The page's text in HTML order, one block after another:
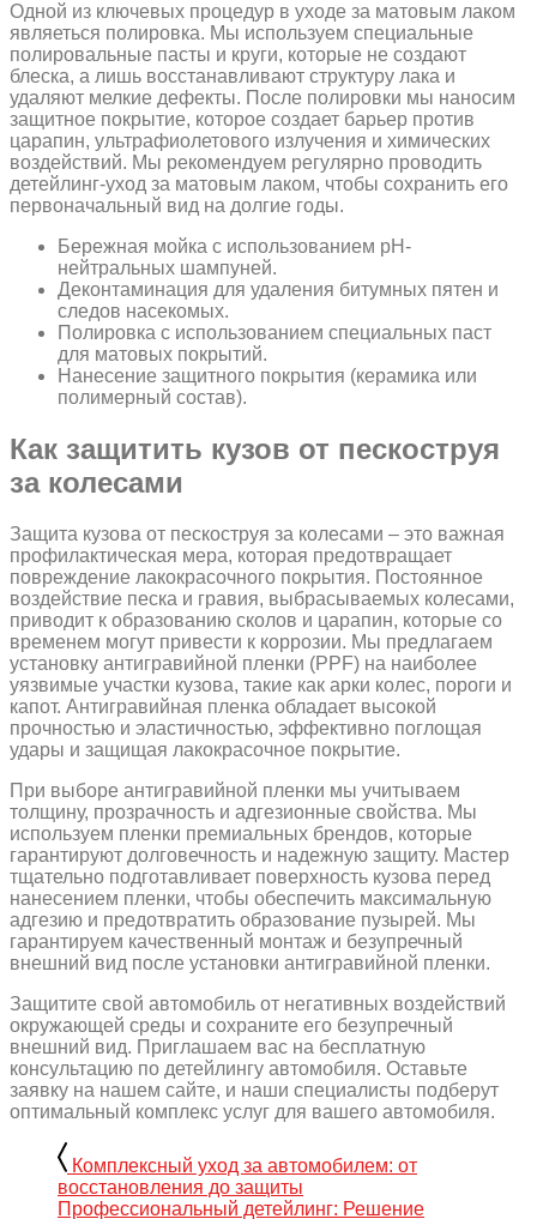
Одной из ключевых процедур в уходе за матовым лаком
являеться полировка. Мы используем специальные
полировальные пасты и круги, которые не создают
блеска, а лишь восстанавливают структуру лака и
удаляют мелкие дефекты. После полировки мы наносим
защитное покрытие, которое создает барьер против
царапин, ультрафиолетового излучения и химических
воздействий. Мы рекомендуем регулярно проводить
детейлинг-уход за матовым лаком, чтобы сохранить его
первоначальный вид на долгие годы.
Бережная мойка с использованием pH-
нейтральных шампуней.
Деконтаминация для удаления битумных пятен и
следов насекомых.
Полировка с использованием специальных паст
для матовых покрытий.
Нанесение защитного покрытия (керамика или
полимерный состав).
Как защитить кузов от пескоструя
за колесами
Защита кузова от пескоструя за колесами – это важная
профилактическая мера, которая предотвращает
повреждение лакокрасочного покрытия. Постоянное
воздействие песка и гравия, выбрасываемых колесами,
приводит к образованию сколов и царапин, которые со
временем могут привести к коррозии. Мы предлагаем
установку антигравийной пленки (PPF) на наиболее
уязвимые участки кузова, такие как арки колес, пороги и
капот. Антигравийная пленка обладает высокой
прочностью и эластичностью, эффективно поглощая
удары и защищая лакокрасочное покрытие.
При выборе антигравийной пленки мы учитываем
толщину, прозрачность и адгезионные свойства. Мы
используем пленки премиальных брендов, которые
гарантируют долговечность и надежную защиту. Мастер
тщательно подготавливает поверхность кузова перед
нанесением пленки, чтобы обеспечить максимальную
адгезию и предотвратить образование пузырей. Мы
гарантируем качественный монтаж и безупречный
внешний вид после установки антигравийной пленки.
Защитите свой автомобиль от негативных воздействий
окружающей среды и сохраните его безупречный
внешний вид. Приглашаем вас на бесплатную
консультацию по детейлингу автомобиля. Оставьте
заявку на нашем сайте, и наши специалисты подберут
оптимальный комплекс услуг для вашего автомобиля.
Комплексный уход за автомобилем: от
восстановления до защиты
Профессиональный детейлинг: Решение